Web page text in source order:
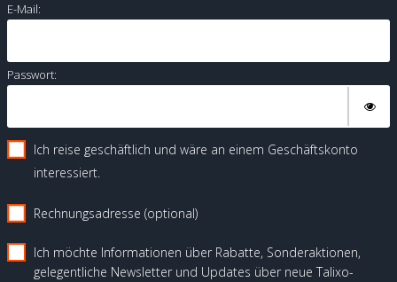
E-Mail:
Passwort:
Ich reise geschäftlich und wäre an einem Geschäftskonto
interessiert.
Rechnungsadresse (optional)
Ich möchte Informationen über Rabatte, Sonderaktionen,
gelegentliche Newsletter und Updates über neue Talixo-